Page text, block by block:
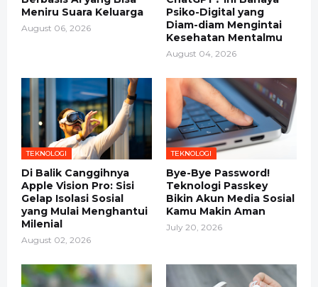
Meniru Suara Keluarga
August 06, 2026
Psiko-Digital yang
Diam-diam Mengintai
Kesehatan Mentalmu
August 04, 2026
TEKNOLOGI
Di Balik Canggihnya
Apple Vision Pro: Sisi
Gelap Isolasi Sosial
yang Mulai Menghantui
Milenial
August 02, 2026
TEKNOLOGI
Bye-Bye Password!
Teknologi Passkey
Bikin Akun Media Sosial
Kamu Makin Aman
July 20, 2026